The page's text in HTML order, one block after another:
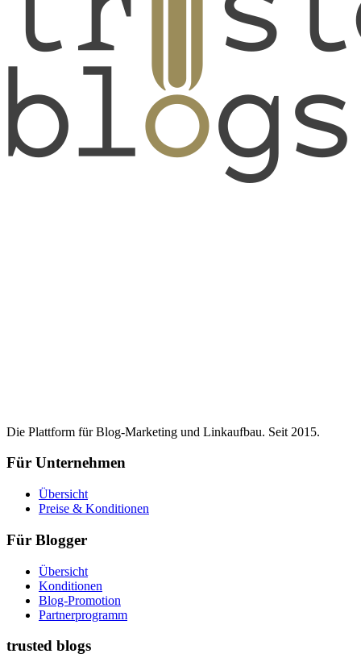
Die Plattform für Blog-Marketing und Linkaufbau. Seit 2015.
Für Unternehmen
Übersicht
Preise & Konditionen
Für Blogger
Übersicht
Konditionen
Blog-Promotion
Partnerprogramm
trusted blogs